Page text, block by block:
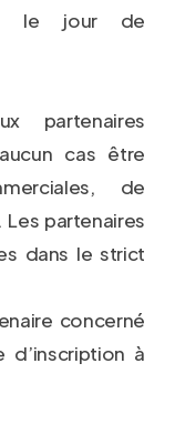
le jour de
partenaires
cas être
de
partenaires
dans le strict
concerné
à